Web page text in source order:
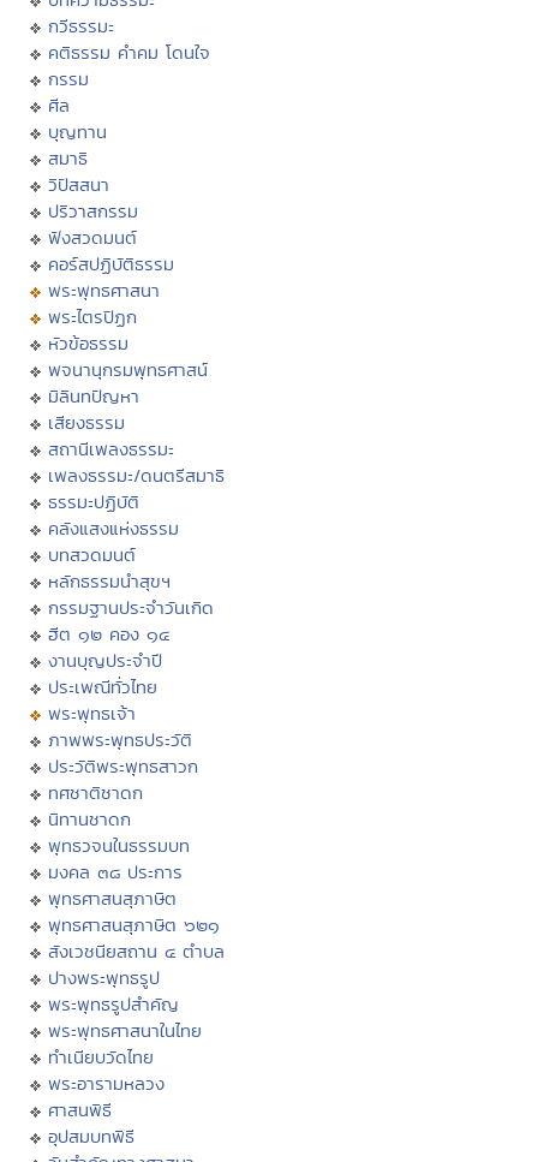
กวีธรรมะ
คติธรรม คำคม โดนใจ
กรรม
ศีล
บุญทาน
สมาธิ
วิปัสสนา
ปริวาสกรรม
ฟังสวดมนต์
คอร์สปฏิบัติธรรม
พระพุทธศาสนา
พระไตรปิฏก
หัวข้อธรรม
พจนานุกรมพุทธศาสน์
มิลินทปัญหา
เสียงธรรม
สถานีเพลงธรรมะ
เพลงธรรมะ/ดนตรีสมาธิ
ธรรมะปฏิบัติ
คลังแสงแห่งธรรม
บทสวดมนต์
หลักธรรมนำสุขฯ
กรรมฐานประจำวันเกิด
ฮีต ๑๒ คอง ๑๔
งานบุญประจำปี
ประเพณีทั่วไทย
พระพุทธเจ้า
ภาพพระพุทธประวัติ
ประวัติพระพุทธสาวก
ทศชาติชาดก
นิทานชาดก
พุทธวจนในธรรมบท
มงคล ๓๘ ประการ
พุทธศาสนสุภาษิต
พุทธศาสนสุภาษิต ๖๒๑
สังเวชนียสถาน ๔ ตำบล
ปางพระพุทธรูป
พระพุทธรูปสำคัญ
พระพุทธศาสนาในไทย
ทำเนียบวัดไทย
พระอารามหลวง
ศาสนพิธี
อุปสมบทพิธี